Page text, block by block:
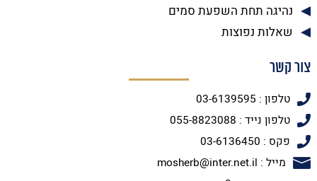
נהיגה תחת השפעת סמים
שאלות נפוצות
צור קשר
טלפון : 03-6139595
טלפון נייד : 055-8823088
פקס : 03-6136450
מייל : mosherb@inter.net.il